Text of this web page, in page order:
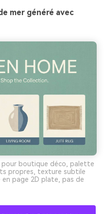
mer généré avec
pour boutique déco, palette
propres, texture subtile
page 2D plate, pas de